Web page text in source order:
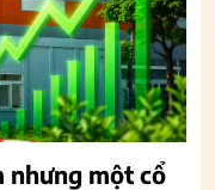
nhưng một cổ